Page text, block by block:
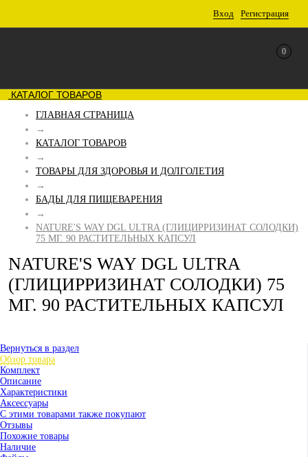
Вход Регистрация
0
КАТАЛОГ ТОВАРОВ
ГЛАВНАЯ СТРАНИЦА
→
КАТАЛОГ ТОВАРОВ
→
ТОВАРЫ ДЛЯ ЗДОРОВЬЯ И ДОЛГОЛЕТИЯ
→
БАДЫ ДЛЯ ПИЩЕВАРЕНИЯ
→
NATURE'S WAY DGL ULTRA (ГЛИЦИРРИЗИНАТ СОЛОДКИ)
75 МГ. 90 РАСТИТЕЛЬНЫХ КАПСУЛ
NATURE'S WAY DGL ULTRA
(ГЛИЦИРРИЗИНАТ СОЛОДКИ) 75
МГ. 90 РАСТИТЕЛЬНЫХ КАПСУЛ
Вернуться в раздел
Обзор товара
Комплект
Описание
Характеристики
Аксессуары
С этими товарами также покупают
Отзывы
Похожие товары
Наличие